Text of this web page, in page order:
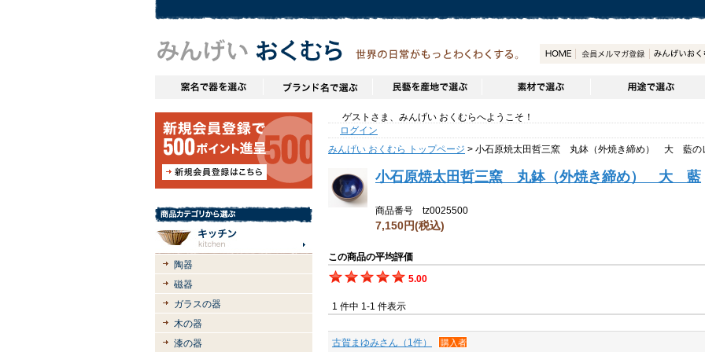
陶器
磁器
ガラスの器
木の器
漆の器
ゲストさま、みんげい おくむらへようこそ！
ログイン
みんげい おくむら トップページ > 小石原焼太田哲三窯 丸鉢（外焼き締め） 大 藍の
小石原焼太田哲三窯 丸鉢（外焼き締め） 大 藍
商品番号 tz0025500
7,150円(税込)
この商品の平均評価
5.00
1 件中 1-1 件表示
古賀まゆみさん（1件） 購入者